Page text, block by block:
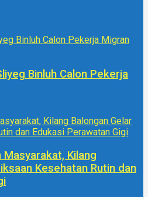
Binluh Calon Pekerja
Kilang
Kesehatan Rutin dan